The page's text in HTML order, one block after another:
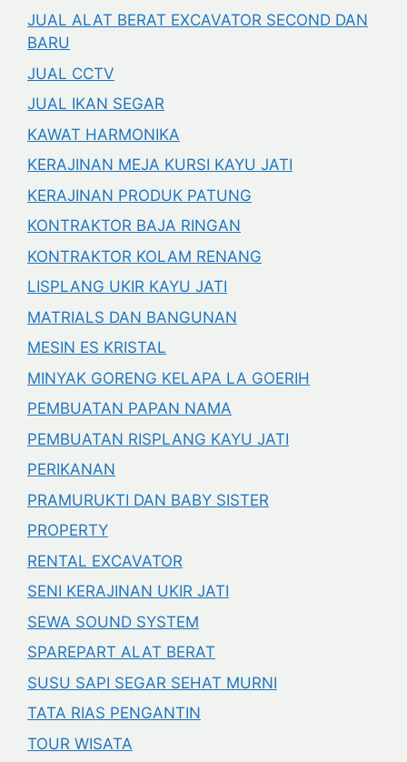
JUAL ALAT BERAT EXCAVATOR SECOND DAN
BARU
JUAL CCTV
JUAL IKAN SEGAR
KAWAT HARMONIKA
KERAJINAN MEJA KURSI KAYU JATI
KERAJINAN PRODUK PATUNG
KONTRAKTOR BAJA RINGAN
KONTRAKTOR KOLAM RENANG
LISPLANG UKIR KAYU JATI
MATRIALS DAN BANGUNAN
MESIN ES KRISTAL
MINYAK GORENG KELAPA LA GOERIH
PEMBUATAN PAPAN NAMA
PEMBUATAN RISPLANG KAYU JATI
PERIKANAN
PRAMURUKTI DAN BABY SISTER
PROPERTY
RENTAL EXCAVATOR
SENI KERAJINAN UKIR JATI
SEWA SOUND SYSTEM
SPAREPART ALAT BERAT
SUSU SAPI SEGAR SEHAT MURNI
TATA RIAS PENGANTIN
TOUR WISATA